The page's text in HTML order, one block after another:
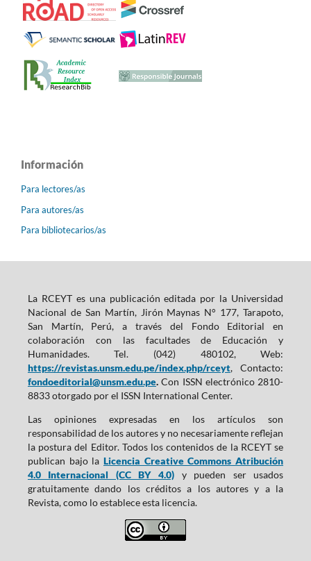
Información
Para lectores/as
Para autores/as
Para bibliotecarios/as
La RCEYT es una publicación editada por la Universidad
Nacional de San Martín, Jirón Maynas N° 177, Tarapoto,
San Martín, Perú, a través del Fondo Editorial en
colaboración con las facultades de Educación y
Humanidades. Tel. (042) 480102, Web:
https://revistas.unsm.edu.pe/index.php/rceyt, Contacto:
fondoeditorial@unsm.edu.pe.Con ISSN electrónico 2810-
8833 otorgado por el ISSN International Center.
Las opiniones expresadas en los artículos son
responsabilidad de los autores y no necesariamente reflejan
la postura del Editor. Todos los contenidos de la RCEYT se
publican bajo la Licencia Creative Commons Atribución
4.0 Internacional (CC BY 4.0) y pueden ser usados
gratuitamente dando los créditos a los autores y a la
Revista, como lo establece esta licencia.